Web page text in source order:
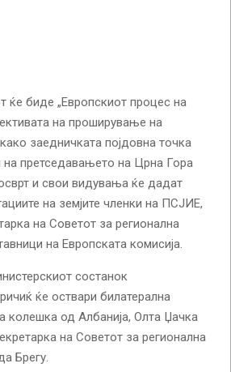
ќе биде „Европскиот процес на
на проширување на
заедничката појдовна точка
на претседавањето на Црна Гора
и свои видувања ќе дадат
на земјите членки на ПСЈИЕ,
на Советот за регионална
на Европската комисија.
состанок
ќе оствари билатерална
колешка од Албанија, Олта Џачка
на Советот за регионална
Брегу.